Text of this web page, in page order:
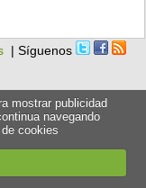
| Síguenos
mostrar publicidad
navegando
cookies